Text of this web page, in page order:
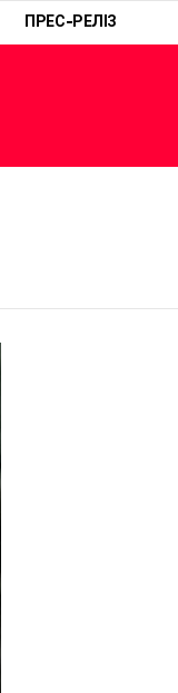
ПРЕС-РЕЛІЗ